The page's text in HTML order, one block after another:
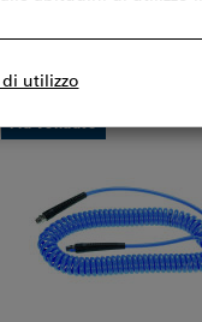
Più venduto